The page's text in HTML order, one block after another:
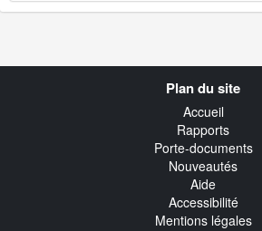
Plan du site
Accueil
Rapports
Porte-documents
Nouveautés
Aide
Accessibilité
Mentions légales